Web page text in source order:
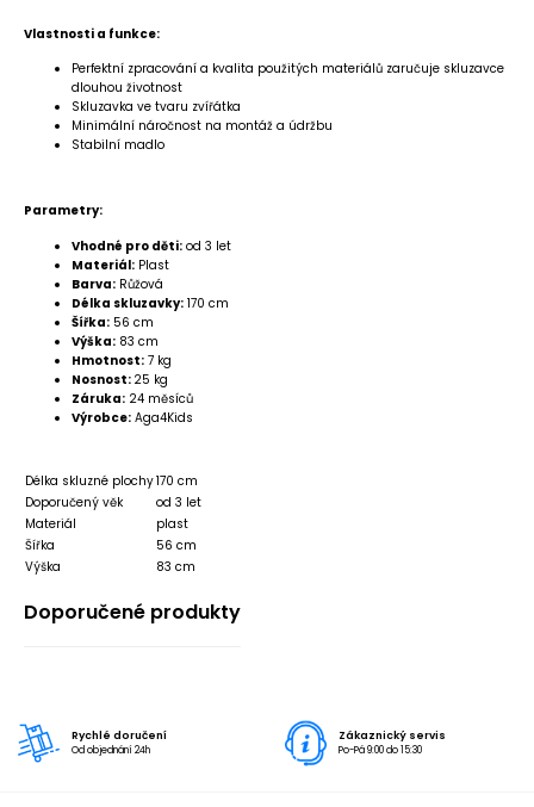
Vlastnosti a funkce:
Perfektní zpracování a kvalita použitých materiálů zaručuje skluzavce
dlouhou životnost
Skluzavka ve tvaru zvířátka
Minimální náročnost na montáž a údržbu
Stabilní madlo
Parametry:
Vhodné pro děti: od 3 let
Materiál: Plast
Barva: Růžová
Délka skluzavky: 170 cm
Šířka: 56 cm
Výška: 83 cm
Hmotnost: 7 kg
Nosnost: 25 kg
Záruka: 24 měsíců
Výrobce: Aga4Kids
Délka skluzné plochy170 cm
Doporučený věk
od 3 let
Materiál
plast
Šířka
56 cm
Výška
83 cm
Doporučené produkty
Rychlé doručení
Od objednání 24h
Zákaznický servis
Po-Pá 9:00 do 15:30